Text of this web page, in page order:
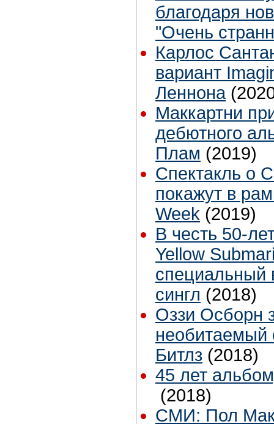
благодаря
"Очень
Карлос
вариант
Леннона
Маккартни
дебютного
Плам (2019)
Спектакль о
покажут в
Week (2019)
В честь 50-
Yellow
специальный
сингл (2018)
Оззи Осборн
необитаемый
Битлз (2018)
45 лет
(2018)
СМИ: Пол